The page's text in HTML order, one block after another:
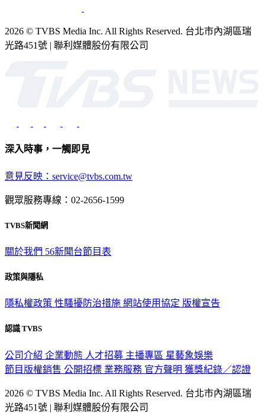
2026 © TVBS Media Inc. All Rights Reserved. 台北市內湖區瑞
光路451號 | 聯利媒體股份有限公司
深入時事，一觸即見
意見反映：service@tvbs.com.tw
觀眾服務專線：02-2656-1599
TVBS新聞網
關於我們 56新聞台節目表
政策與隱私
隱私權政策 性騷擾防治措施 網站使用協定 版權宣告
認識 TVBS
公司介紹 企業動態 人才招募 主播專區 星藝象娛樂
節目版權銷售 公開招標 業務服務 官方聲明 獲獎紀錄／認證
2026 © TVBS Media Inc. All Rights Reserved. 台北市內湖區瑞
光路451號 | 聯利媒體股份有限公司